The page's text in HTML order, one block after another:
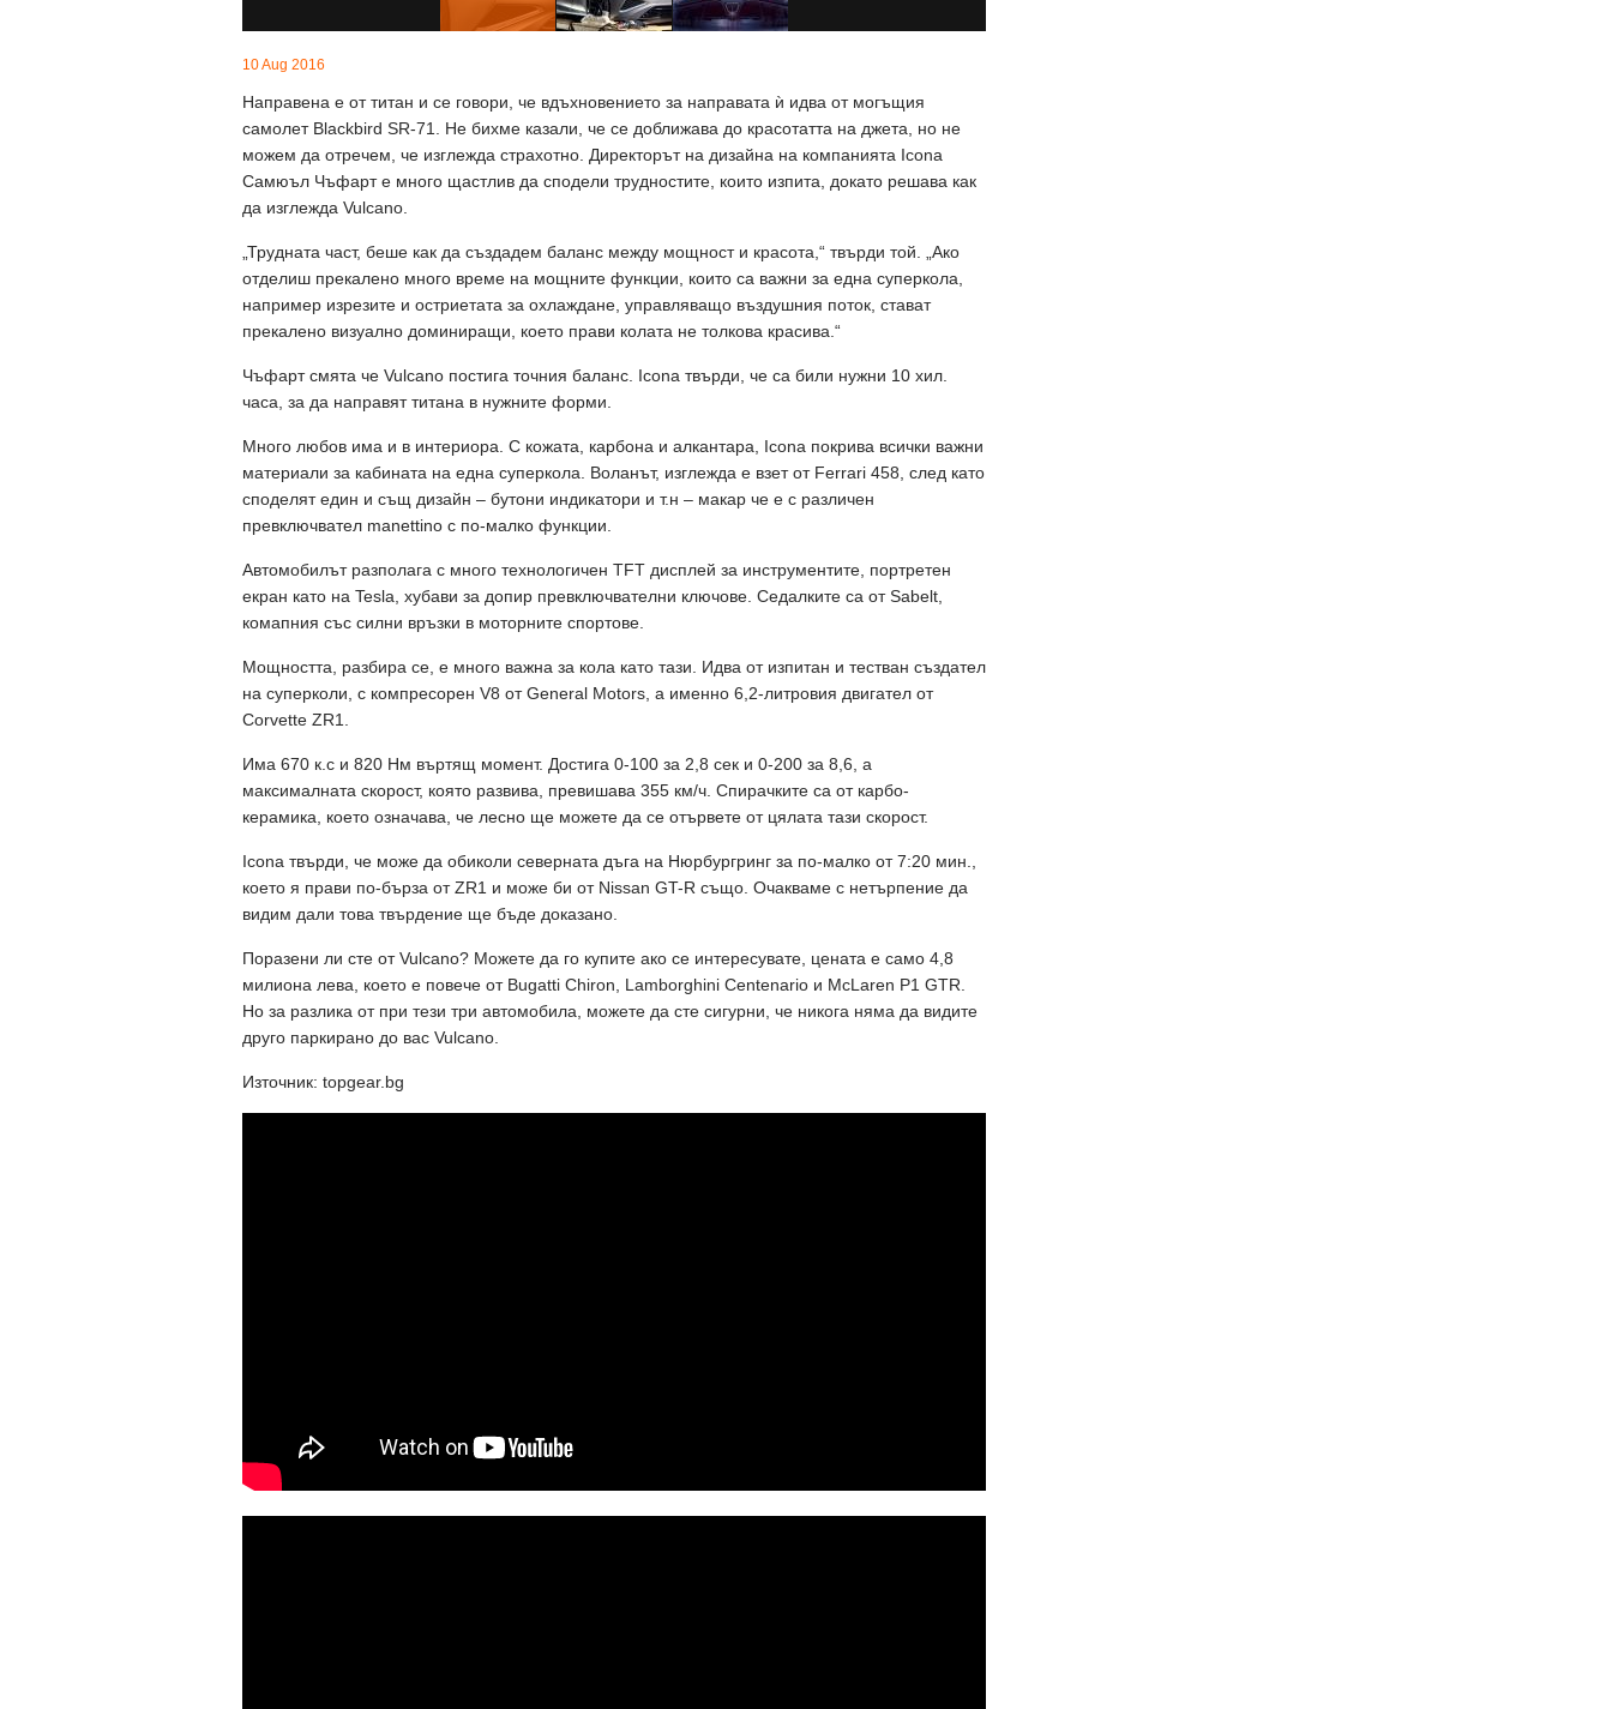
10 Aug 2016
Направена е от титан и се говори, че вдъхновението за направата ѝ идва от могъщия
самолет Blackbird SR-71. Не бихме казали, че се доближава до красотатта на джета, но не
можем да отречем, че изглежда страхотно. Директорът на дизайна на компанията Icona
Самюъл Чъфарт е много щастлив да сподели трудностите, които изпита, докато решава как
да изглежда Vulcano.
„Трудната част, беше как да създадем баланс между мощност и красота,“ твърди той. „Ако
отделиш прекалено много време на мощните функции, които са важни за една суперкола,
например изрезите и остриетата за охлаждане, управляващо въздушния поток, стават
прекалено визуално доминиращи, което прави колата не толкова красива.“
Чъфарт смята че Vulcano постига точния баланс. Icona твърди, че са били нужни 10 хил.
часа, за да направят титана в нужните форми.
Много любов има и в интериора. С кожата, карбона и алкантара, Icona покрива всички важни
материали за кабината на една суперкола. Воланът, изглежда е взет от Ferrari 458, след като
споделят един и същ дизайн – бутони индикатори и т.н – макар че е с различен
превключвател manettino с по-малко функции.
Автомобилът разполага с много технологичен TFT дисплей за инструментите, портретен
екран като на Tesla, хубави за допир превключвателни ключове. Седалките са от Sabelt,
комапния със силни връзки в моторните спортове.
Мощността, разбира се, е много важна за кола като тази. Идва от изпитан и тестван създател
на суперколи, с компресорен V8 от General Motors, а именно 6,2-литровия двигател от
Corvette ZR1.
Има 670 к.с и 820 Нм въртящ момент. Достига 0-100 за 2,8 сек и 0-200 за 8,6, а
максималната скорост, която развива, превишава 355 км/ч. Спирачките са от карбо-
керамика, което означава, че лесно ще можете да се отървете от цялата тази скорост.
Icona твърди, че може да обиколи северната дъга на Нюрбургринг за по-малко от 7:20 мин.,
което я прави по-бърза от ZR1 и може би от Nissan GT-R също. Очакваме с нетърпение да
видим дали това твърдение ще бъде доказано.
Поразени ли сте от Vulcano? Можете да го купите ако се интересувате, цената е само 4,8
милиона лева, което е повече от Bugatti Chiron, Lamborghini Centenario и McLaren P1 GTR.
Но за разлика от при тези три автомобила, можете да сте сигурни, че никога няма да видите
друго паркирано до вас Vulcano.
Източник: topgear.bg